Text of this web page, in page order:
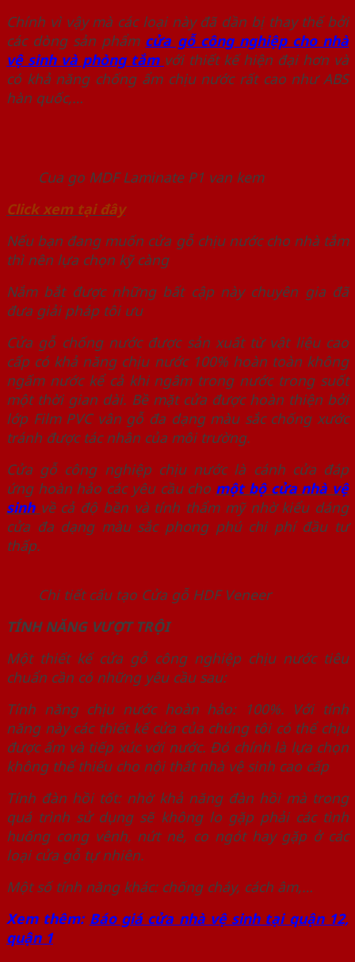
Chính vì vậy mà các loại này đã dần bị thay thế bởi
các dòng sản phẩm cửa gỗ công nghiệp cho nhà
vệ sinh và phòng tắm với thiết kế hiện đại hơn và
có khả năng chống ẩm chịu nước rất cao như ABS
hàn quốc,…
Cua go MDF Laminate P1 van kem
Click xem tại đây
Nếu bạn đang muốn cửa gỗ chịu nước cho nhà tắm
thì nên lựa chọn kỹ càng
Nắm bắt được những bất cập này chuyên gia đã
đưa giải pháp tôi ưu
Cửa gỗ chống nước được sản xuất từ vật liệu cao
cấp có khả năng chịu nước 100% hoàn toàn không
ngấm nước kể cả khi ngâm trong nước trong suốt
một thời gian dài. Bề mặt cửa được hoàn thiện bởi
lớp Film PVC vân gỗ đa dạng màu sắc chống xước
tránh được tác nhân của môi trường.
Cửa gỗ công nghiệp chịu nước là cánh cửa đáp
ứng hoàn hảo các yêu cầu cho một bộ cửa nhà vệ
sinh về cả độ bền và tính thẩm mỹ nhờ kiểu dáng
cửa đa dạng màu sắc phong phú chi phí đầu tư
thấp.
Chi tiết cấu tạo Cửa gỗ HDF Veneer
TÍNH NĂNG VƯỢT TRỘI
Một thiết kế cửa gỗ công nghiệp chịu nước tiêu
chuẩn cần có những yêu cầu sau:
Tính năng chịu nước hoàn hảo: 100%. Với tính
năng này các thiết kế cửa của chúng tôi có thể chịu
được ẩm và tiếp xúc với nước. Đó chính là lựa chọn
không thể thiếu cho nội thất nhà vệ sinh cao cấp
Tính đàn hồi tốt: nhờ khả năng đàn hồi mà trong
quá trình sử dụng sẽ không lo gặp phải các tình
huống cong vênh, nứt nẻ, co ngót hay gặp ở các
loại cửa gỗ tự nhiên.
Một số tính năng khác: chống cháy, cách âm,…
Xem thêm: Báo giá cửa nhà vệ sinh tại quận 12,
quận 1